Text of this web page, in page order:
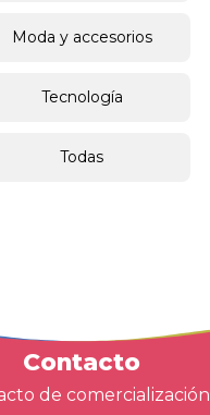
Moda y accesorios
Tecnología
Todas
Contacto
de comercialización